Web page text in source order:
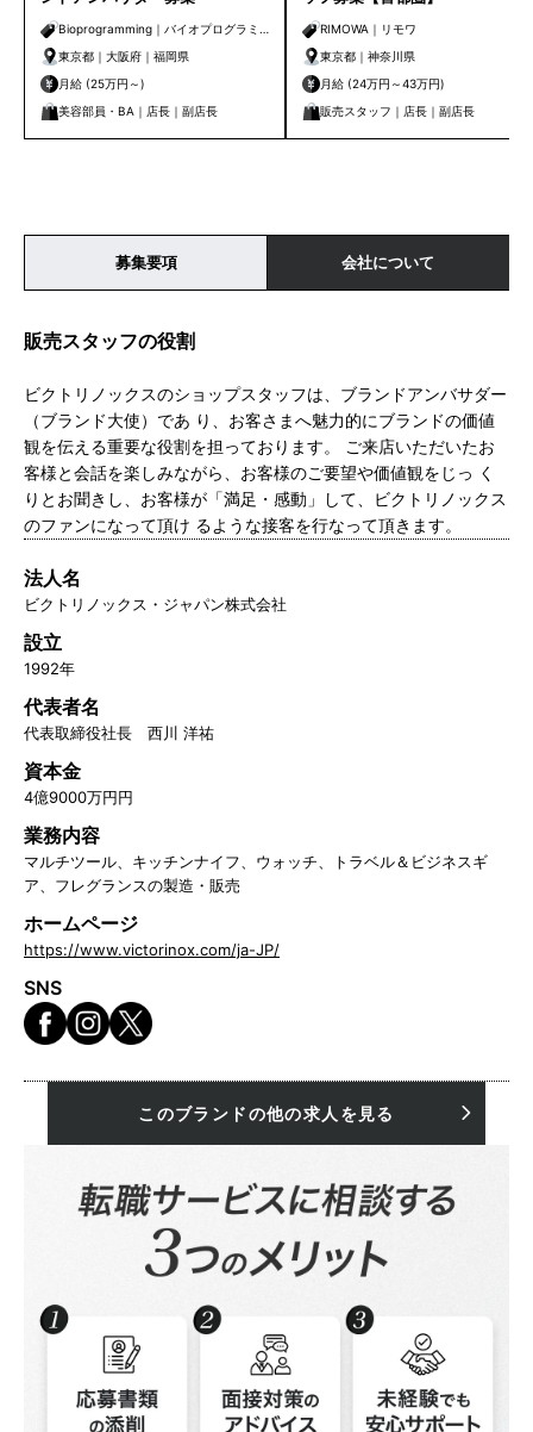
Bioprogramming｜バイオプログラミ
ング
東京都｜大阪府｜福岡県
月給 (25万円～)
美容部員・BA｜店長｜副店長
RIMOWA｜リモワ
東京都｜神奈川県
月給 (24万円～43万円)
販売スタッフ｜店長｜副店長
募集要項 会社について
販売スタッフの役割
ビクトリノックスのショップスタッフは、ブランドアンバサダー
（ブランド大使）であ り、お客さまへ魅力的にブランドの価値
観を伝える重要な役割を担っております。 ご来店いただいたお
客様と会話を楽しみながら、お客様のご要望や価値観をじっ く
りとお聞きし、お客様が「満足・感動」して、ビクトリノックス
のファンになって頂け るような接客を行なって頂きます。
法人名
ビクトリノックス・ジャパン株式会社
設立
1992年
代表者名
代表取締役社長 西川 洋祐
資本金
4億9000万円円
業務内容
マルチツール、キッチンナイフ、ウォッチ、トラベル＆ビジネスギ
ア、フレグランスの製造・販売
ホームページ
https://www.victorinox.com/ja-JP/
SNS
このブランドの他の求人を見る